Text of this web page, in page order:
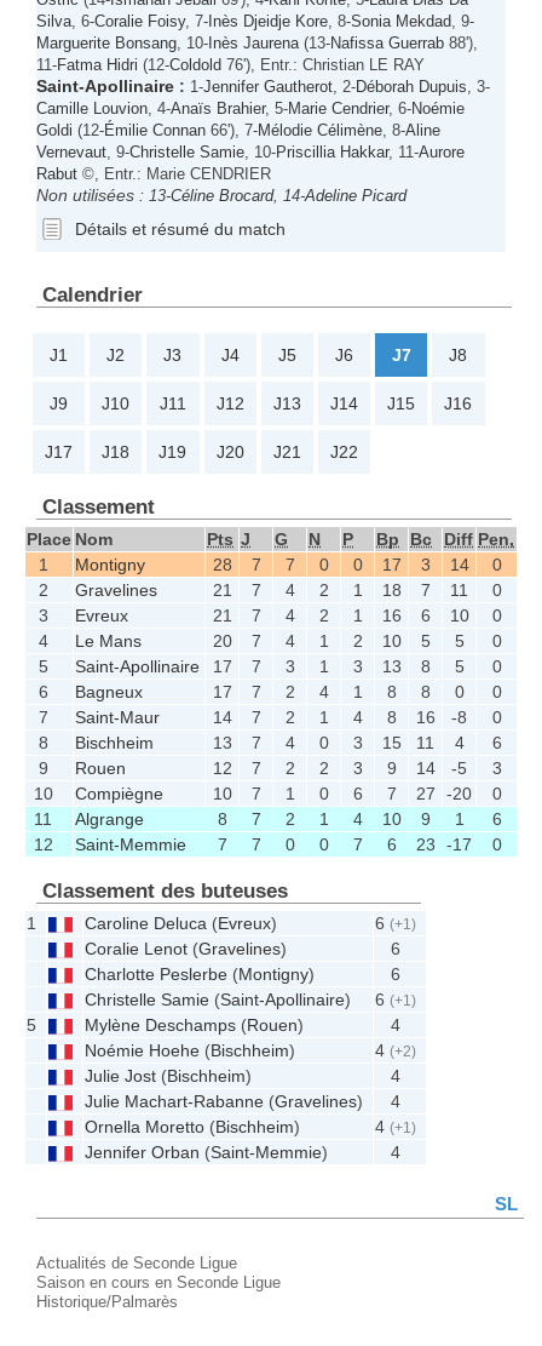
Silva , 6-Coralie Foisy, 7- Inès Djeidje Kore , 8-Sonia Mekdad , 9-
Marguerite Bonsang , 10- Inès Jaurena (13-Nafissa Guerrab 88'),
11-Fatma Hidri (12-Coldold 76'), Entr.: Christian LE RAY
Saint-Apollinaire : 1-Jennifer Gautherot , 2-Déborah Dupuis , 3-
Camille Louvion , 4-Anaïs Brahier, 5-Marie Cendrier, 6-Noémie
Goldi (12-Émilie Connan 66'), 7-Mélodie Célimène , 8-Aline
Vernevaut , 9-Christelle Samie , 10-Priscillia Hakkar, 11-Aurore
Rabut ©, Entr.: Marie CENDRIER
Non utilisées : 13-Céline Brocard, 14-Adeline Picard
Détails et résumé du match
Calendrier
J1 J2 J3 J4 J5 J6 J7 J8
J9 J10 J11 J12 J13 J14 J15 J16
J17 J18 J19 J20 J21 J22
Classement
Place Nom Pts J G N P Bp Bc Diff Pen,
1
Montigny 28 7 7 0 0 17 3 14
0
2
Gravelines 21 7 4 2 1 18 7 11
0
3
Evreux 21 7 4 2 1 16 6 10
0
4
Le Mans 20 7 4 1 2 10 5 5
0
5
Saint-Apollinaire 17 7 3 1 3 13 8 5
0
6
Bagneux 17 7 2 4 1 8 8 0
0
7
Saint-Maur 14 7 2 1 4 8 16 -8
0
8
Bischheim 13 7 4 0 3 15 11 4
6
9
Rouen 12 7 2 2 3 9 14 -5
3
10
Compiègne 10 7 1 0 6 7 27 -20
0
11
Algrange 8 7 2 1 4 10 9 1
6
12
Saint-Memmie 7 7 0 0 7 6 23 -17 0
Classement des buteuses
1 Caroline Deluca (Evreux) 6(+1)
Coralie Lenot (Gravelines)
6
Charlotte Peslerbe (Montigny)
6
Christelle Samie (Saint-Apollinaire) 6(+1)
5 Mylène Deschamps (Rouen)
4
Noémie Hoehe (Bischheim) 4(+2)
Julie Jost (Bischheim)
4
Julie Machart-Rabanne (Gravelines)
4
Ornella Moretto (Bischheim) 4(+1)
Jennifer Orban (Saint-Memmie) 4
SL
Actualités de Seconde Ligue
Saison en cours en Seconde Ligue
Historique/Palmarès